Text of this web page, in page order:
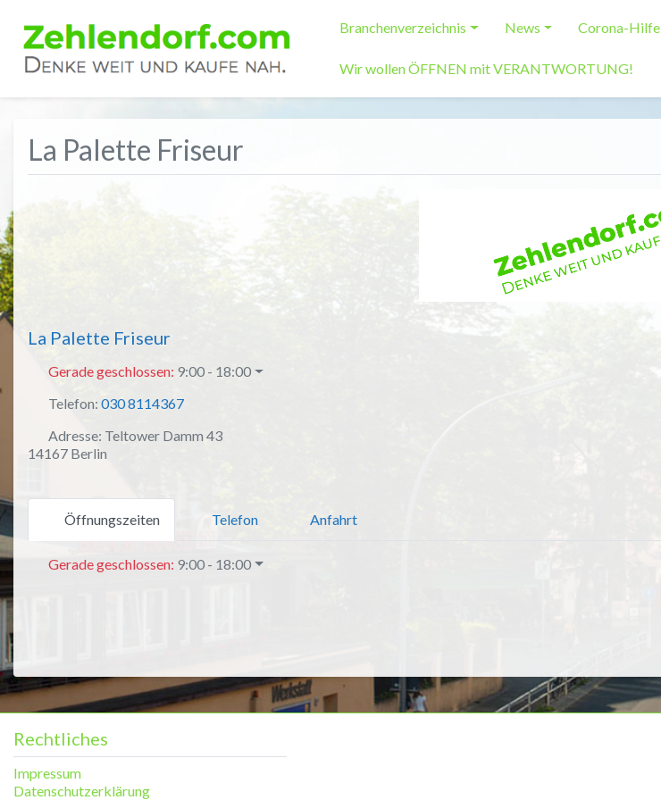
Branchenverzeichnis News Corona-Hilfe
Wir wollen ÖFFNEN mit VERANTWORTUNG!
La Palette Friseur
La Palette Friseur
Gerade geschlossen: 9:00 - 18:00
Telefon: 030 8114367
Adresse: Teltower Damm 43
14167 Berlin
Öffnungszeiten Telefon Anfahrt
Gerade geschlossen: 9:00 - 18:00
Rechtliches
Impressum
Datenschutzerklärung